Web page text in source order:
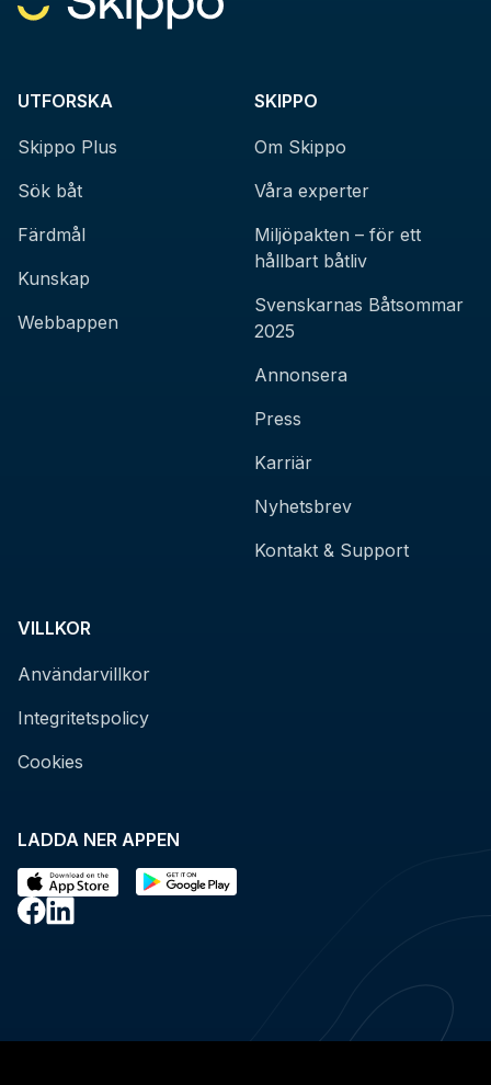
LADDA NER APPEN
UTFORSKA
Skippo Plus
Sök båt
Färdmål
Kunskap
Webbappen
SKIPPO
Om Skippo
Våra experter
Miljöpakten – för ett
hållbart båtliv
Svenskarnas Båtsommar
2025
Annonsera
Press
Karriär
Nyhetsbrev
Kontakt & Support
VILLKOR
Användarvillkor
Integritetspolicy
Cookies